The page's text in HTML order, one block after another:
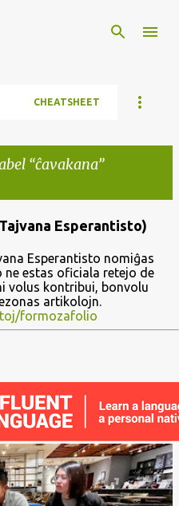
CHEATSHEET
ĉavakana
Esperantisto)
Esperantisto nomiĝas
ne estas oficiala retejo de
volus kontribui, bonvolu
artikolojn.
formozafolio